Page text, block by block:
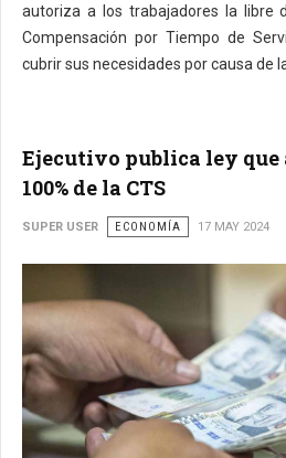
autoriza a los trabajadores la libre
Compensación por Tiempo de
cubrir sus necesidades por causa de
Ejecutivo publica ley
100% de la CTS
SUPER USER ECONOMÍA 17 MAY 2024